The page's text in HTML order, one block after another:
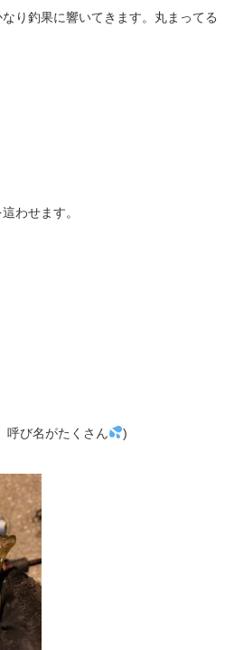
り釣果に響いてきます。丸まってる
わせます。
び名がたくさん )